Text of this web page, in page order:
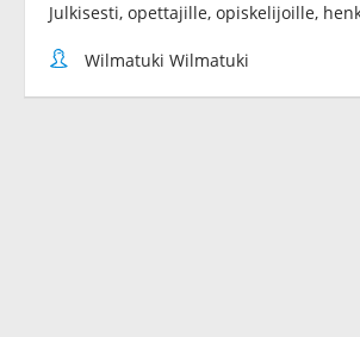
Julkisesti, opettajille, opiskelijoille,
Wilmatuki Wilmatuki